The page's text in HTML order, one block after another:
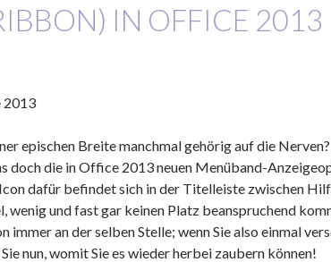
IN OFFICE 2013
epischen Breite manchmal gehörig auf die
doch die in Office 2013 neuen Menüband-
dafür befindet sich in der Titelleiste zwischen
und fast gar keinen Platz beanspruchend
immer an der selben Stelle; wenn Sie also einmal
nun, womit Sie es wieder herbei zaubern können!